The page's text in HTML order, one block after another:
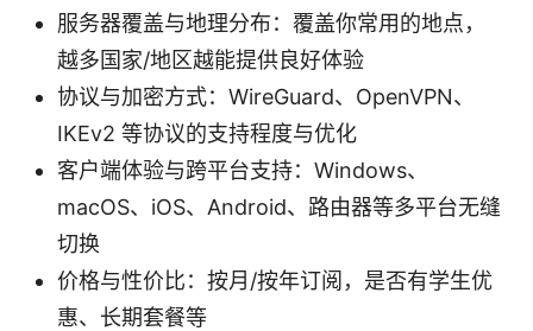
服务器覆盖与地理分布：覆盖你常用的地点，
越多国家/地区越能提供良好体验
协议与加密方式：WireGuard、OpenVPN、
IKEv2 等协议的支持程度与优化
客户端体验与跨平台支持：Windows、
macOS、iOS、Android、路由器等多平台无缝
切换
价格与性价比：按月/按年订阅，是否有学生优
惠、长期套餐等